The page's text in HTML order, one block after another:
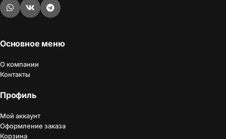
Основное меню
О компании
Контакты
Профиль
Мой аккаунт
Оформление заказа
Корзина